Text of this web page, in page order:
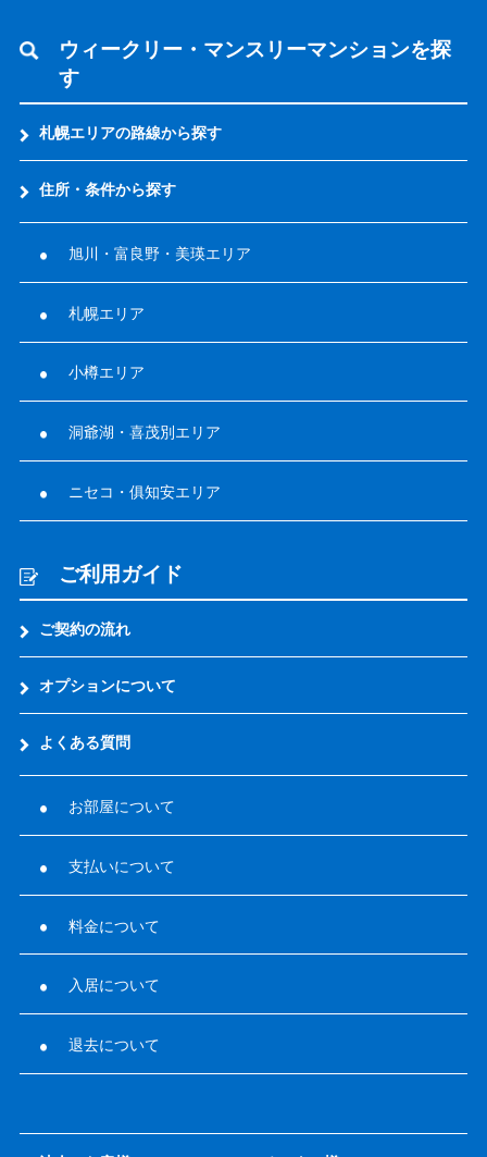
ウィークリー・マンスリーマンションを探
す
札幌エリアの路線から探す
住所・条件から探す
旭川・富良野・美瑛エリア
札幌エリア
小樽エリア
洞爺湖・喜茂別エリア
ニセコ・俱知安エリア
ご利用ガイド
ご契約の流れ
オプションについて
よくある質問
お部屋について
支払いについて
料金について
入居について
退去について